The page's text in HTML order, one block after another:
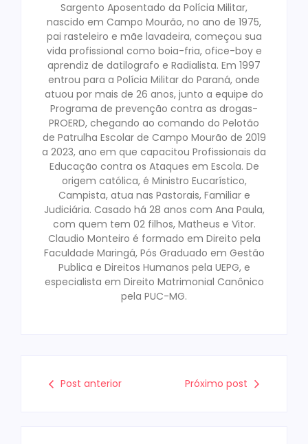
Sargento Aposentado da Polícia Militar,
nascido em Campo Mourão, no ano de 1975,
pai rasteleiro e mãe lavadeira, começou sua
vida profissional como boia-fria, ofice-boy e
aprendiz de datilografo e Radialista. Em 1997
entrou para a Polícia Militar do Paraná, onde
atuou por mais de 26 anos, junto a equipe do
Programa de prevenção contra as drogas-
PROERD, chegando ao comando do Pelotão
de Patrulha Escolar de Campo Mourão de 2019
a 2023, ano em que capacitou Profissionais da
Educação contra os Ataques em Escola. De
origem católica, é Ministro Eucarístico,
Campista, atua nas Pastorais, Familiar e
Judiciária. Casado há 28 anos com Ana Paula,
com quem tem 02 filhos, Matheus e Vitor.
Claudio Monteiro é formado em Direito pela
Faculdade Maringá, Pós Graduado em Gestão
Publica e Direitos Humanos pela UEPG, e
especialista em Direito Matrimonial Canônico
pela PUC-MG.
Post anterior Próximo post